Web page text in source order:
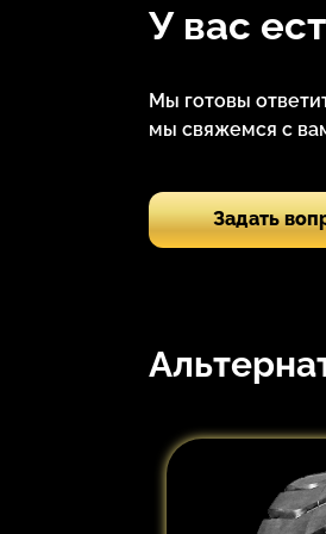
У вас
Мы готовы
мы свяжемся с
Задать